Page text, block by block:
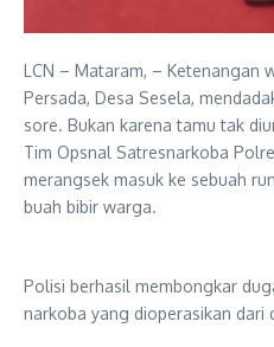
LCN – Mataram, – Ketenangan
Persada, Desa Sesela,
sore. Bukan karena tamu tak
Tim Opsnal Satresnarkoba
merangsek masuk ke sebuah
buah bibir warga.
Polisi berhasil membongkar
narkoba yang dioperasikan dari